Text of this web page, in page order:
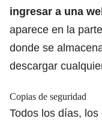
ingresar a una
aparece en la
donde se
descargar
Copias de seguridad
Todos los días,